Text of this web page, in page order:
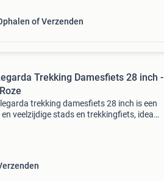
of Verzenden
Trekking Damesfiets 28 inch -
trekking damesfiets 28 inch is een
veelzijdige stads en trekkingfiets, ideaal